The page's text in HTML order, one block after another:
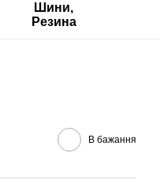
Шини,
Резина
В бажання